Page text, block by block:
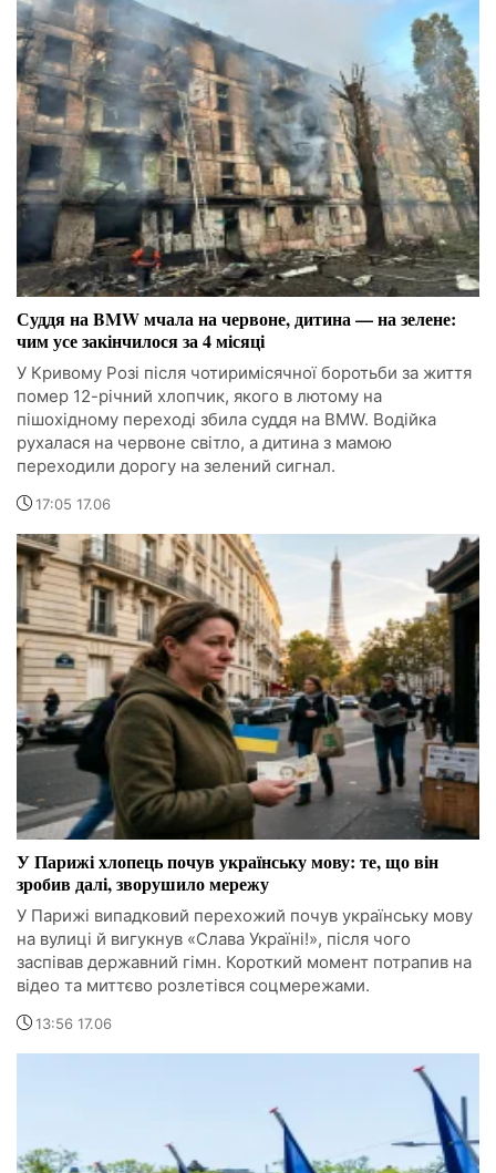
Суддя на BMW мчала на червоне, дитина — на зелене:
чим усе закінчилося за 4 місяці
У Кривому Розі після чотиримісячної боротьби за життя
помер 12-річний хлопчик, якого в лютому на
пішохідному переході збила суддя на BMW. Водійка
рухалася на червоне світло, а дитина з мамою
переходили дорогу на зелений сигнал.
17:05 17.06
У Парижі хлопець почув українську мову: те, що він
зробив далі, зворушило мережу
У Парижі випадковий перехожий почув українську мову
на вулиці й вигукнув «Слава Україні!», після чого
заспівав державний гімн. Короткий момент потрапив на
відео та миттєво розлетівся соцмережами.
13:56 17.06